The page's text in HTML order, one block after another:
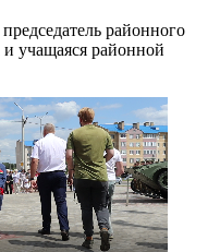
районного
учащаяся районной